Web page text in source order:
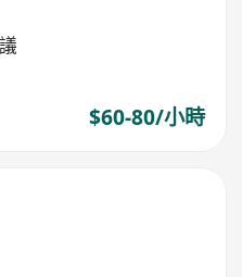
$60-80/小時